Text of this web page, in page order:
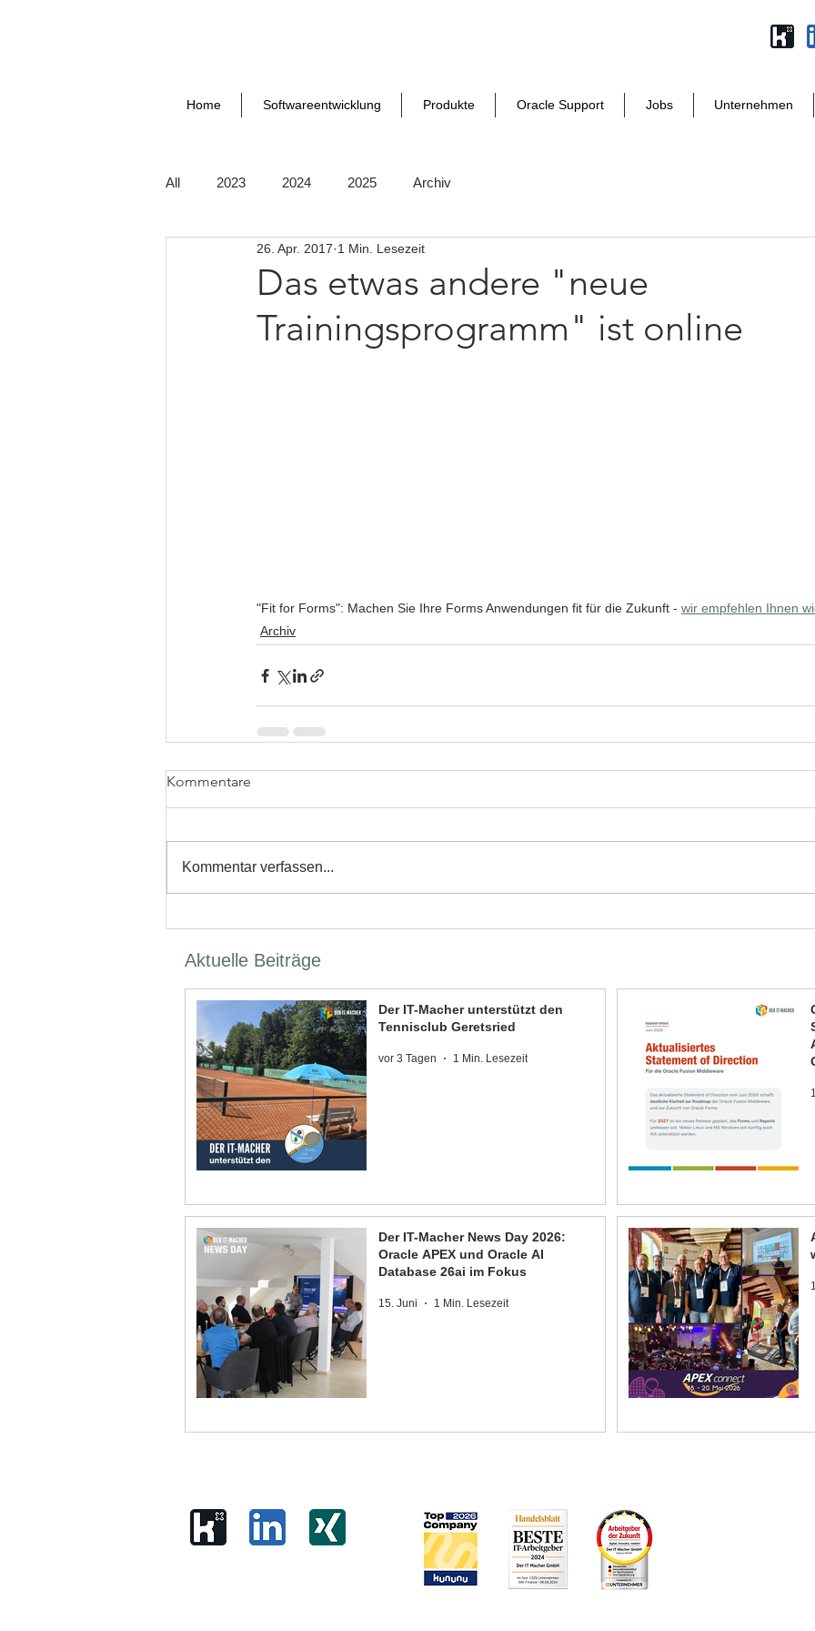
Home Softwareentwicklung Produkte Oracle Support Jobs Unternehmen
All 2023 2024 2025 Archiv
Das etwas andere "neue
Trainingsprogramm" ist online
26. Apr. 2017 1 Min. Lesezeit
"Fit for Forms": Machen Sie Ihre Forms Anwendungen fit für die Zukunft - wir empfehlen Ihnen
Archiv
Kommentare
Kommentar verfassen...
Aktuelle Beiträge
Der IT-Macher unterstützt den
Tennisclub Geretsried
vor 3 Tagen 1 Min. Lesezeit
Der IT-Macher News Day 2026:
Oracle APEX und Oracle AI
Database 26ai im Fokus
15. Juni 1 Min. Lesezeit